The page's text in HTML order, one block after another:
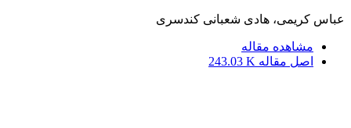
عباس کریمی، هادی شعبانی کندسری
مشاهده مقاله
اصل مقاله 243.03 K